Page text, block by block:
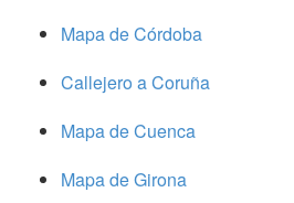
Mapa de Córdoba
Callejero a Coruña
Mapa de Cuenca
Mapa de Girona